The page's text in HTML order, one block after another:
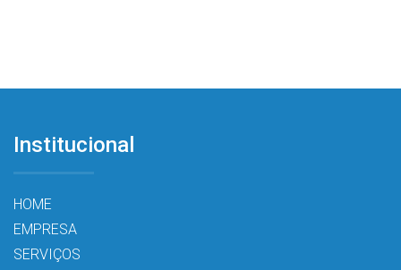
Institucional
HOME
EMPRESA
SERVIÇOS